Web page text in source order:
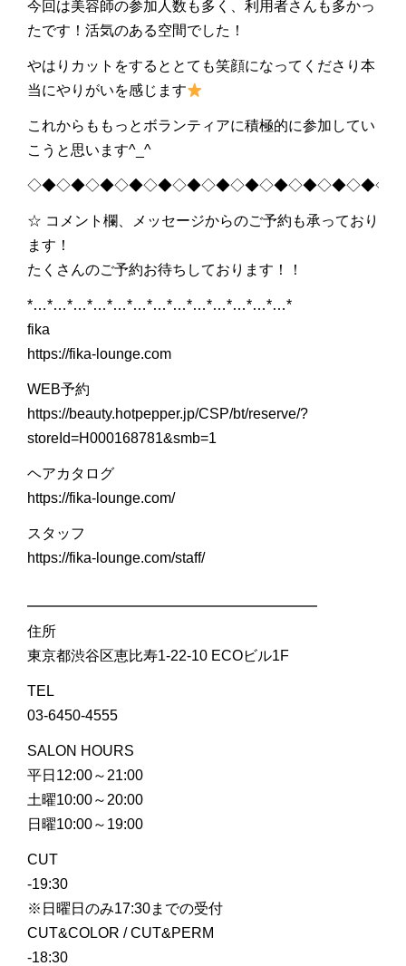
今回は美容師の参加人数も多く、利用者さんも多かっ
たです！活気のある空間でした！
やはりカットをするととても笑顔になってくださり本
当にやりがいを感じます
これからももっとボランティアに積極的に参加してい
こうと思います^_^
☆ コメント欄、メッセージからのご予約も承っており
ます！
たくさんのご予約お待ちしております！！
*…*…*…*…*…*…*…*…*…*…*…*…*…*
fika
https://fika-lounge.com
WEB予約
https://beauty.hotpepper.jp/CSP/bt/reserve/?
storeId=H000168781&smb=1
ヘアカタログ
https://fika-lounge.com/
スタッフ
https://fika-lounge.com/staff/
━━━━━━━━━━━━━━━━━━━━
住所
東京都渋谷区恵比寿1-22-10 ECOビル1F
TEL
03-6450-4555
SALON HOURS
平日12:00～21:00
土曜10:00～20:00
日曜10:00～19:00
CUT
-19:30
※日曜日のみ17:30までの受付
CUT&COLOR / CUT&PERM
-18:30